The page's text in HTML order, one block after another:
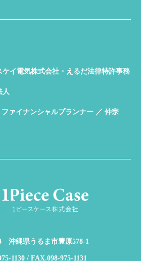
イ電気株式会社・えるだ法律特許事務
人
ァイナンシャルプランナー ／ 仲宗
沖縄県うるま市豊原578-1
1130 / FAX.098-975-1131